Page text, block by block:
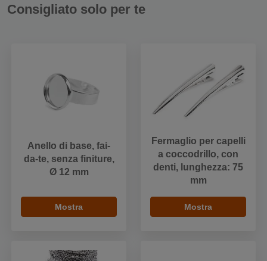
Consigliato solo per te
Anello di base, fai-
da-te, senza finiture,
Ø 12 mm
Mostra
Fermaglio per capelli
a coccodrillo, con
denti, lunghezza: 75
mm
Mostra